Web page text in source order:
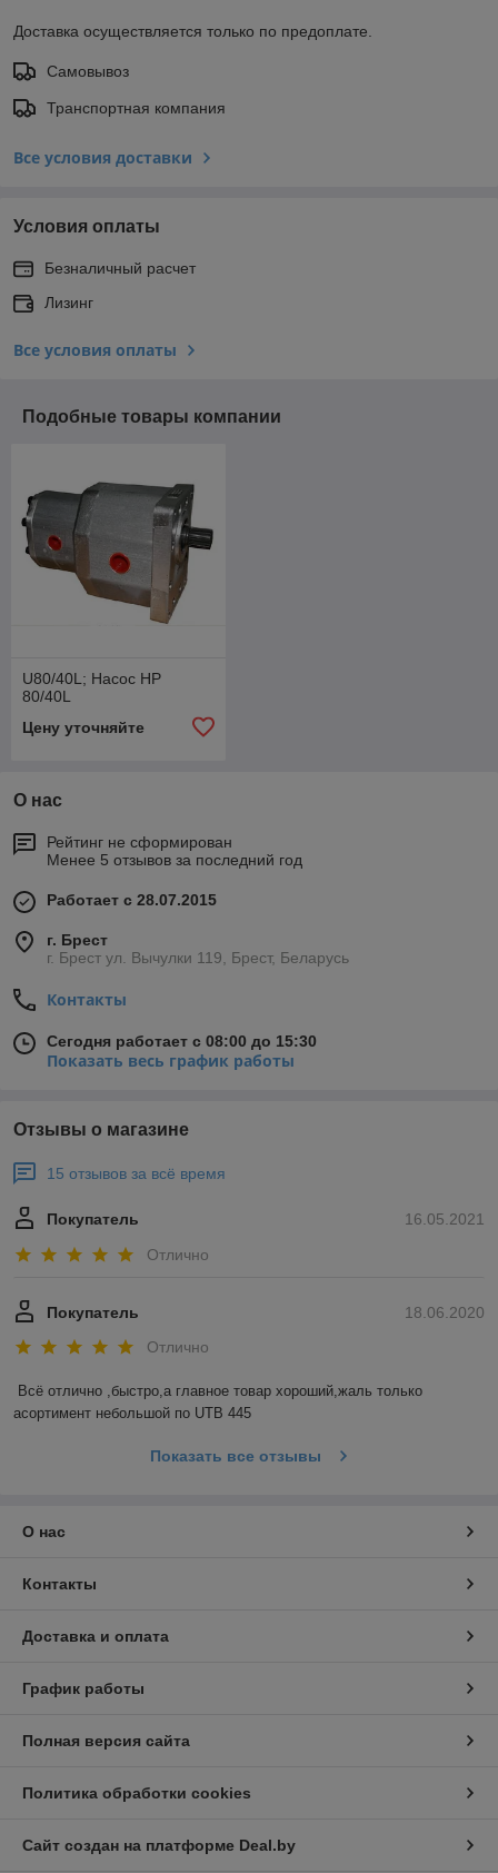
Доставка осуществляется только по предоплате.
Самовывоз
Транспортная компания
Все условия доставки
Условия оплаты
Безналичный расчет
Лизинг
Все условия оплаты
Подобные товары компании
U80/40L; Насос HP
80/40L
Цену уточняйте
О нас
Рейтинг не сформирован
Менее 5 отзывов за последний год
Работает с 28.07.2015
г. Брест
г. Брест ул. Вычулки 119, Брест, Беларусь
Контакты
Сегодня работает с 08:00 до 15:30
Показать весь график работы
Отзывы о магазине
15 отзывов за всё время
16.05.2021
Покупатель
Отлично
18.06.2020
Покупатель
Отлично
Всё отлично ,быстро,а главное товар хороший,жаль только
асортимент небольшой по UTB 445
Показать все отзывы
О нас
Контакты
Доставка и оплата
График работы
Полная версия сайта
Политика обработки cookies
Сайт создан на платформе Deal.by